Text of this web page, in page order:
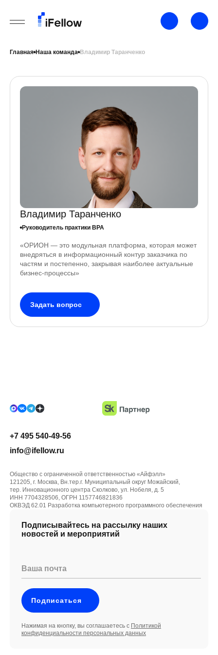
Главная Наша команда Владимир Таранченко
Владимир Таранченко
Руководитель практики BPA
«ОРИОН — это модульная платформа, которая может
внедряться в информационный контур заказчика по
частям и постепенно, закрывая наиболее актуальные
бизнес-процессы»
Читать полностью
Задать вопрос
Подписывайтесь на рассылку наших
новостей и мероприятий
Ваша почта
Подписаться
Нажимая на кнопку, вы соглашаетесь с Политикой
конфиденциальности персональных данных
+7 495 540-49-56
info@ifellow.ru
Общество с ограниченной ответственностью «Айфэлл»
121205, г. Москва, Вн.тер.г. Муниципальный округ Можайский,
тер. Инновационного центра Сколково, ул. Нобеля, д. 5
ИНН 7704328506, ОГРН 1157746821836
ОКВЭД 62.01 Разработка компьютерного программного обеспечения